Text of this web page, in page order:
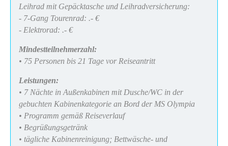
Leihrad mit Gepäcktasche und Leihradversicherung:
- 7-Gang Tourenrad: .- €
- Elektrorad: .- €
Mindestteilnehmerzahl:
• 75 Personen bis 21 Tage vor Reiseantritt
Leistungen:
• 7 Nächte in Außenkabinen mit Dusche/WC in der
gebuchten Kabinenkategorie an Bord der MS Olympia
• Programm gemäß Reiseverlauf
• Begrüßungsgetränk
• tägliche Kabinenreinigung; Bettwäsche- und